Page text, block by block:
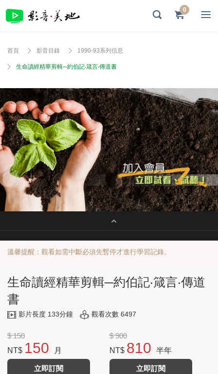
0
首頁 影音目錄 1990-93系列信息
生命讀經精華剪輯─約伯記‧箴言‧傳道書
溫馨提醒：觀看如需中斷必須先暫停才進行學習記錄。
生命讀經精華剪輯─約伯記‧箴言‧傳道
書
影片長度 133分鐘 觀看次數 6497
$ 150
NT$ 150 月
立即訂閱
$ 900
NT$ 810 半年
立即訂閱